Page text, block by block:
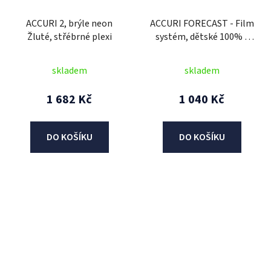
ACCURI 2, brýle neon
Žluté, střébrné plexi
skladem
1 682 Kč
DO KOŠÍKU
ACCURI FORECAST - Film
systém, dětské 100% -
skladem
1 040 Kč
DO KOŠÍKU